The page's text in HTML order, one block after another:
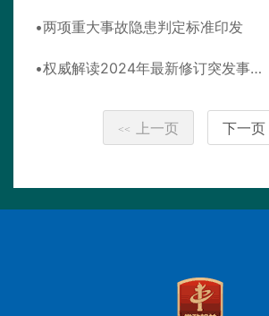
两项重大事故隐患判定标准印发
权威解读2024年最新修订突发事件应对法
<< 上一页 下一页